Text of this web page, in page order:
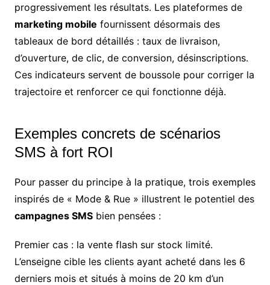
progressivement les résultats. Les plateformes de
marketing mobile fournissent désormais des
tableaux de bord détaillés : taux de livraison,
d’ouverture, de clic, de conversion, désinscriptions.
Ces indicateurs servent de boussole pour corriger la
trajectoire et renforcer ce qui fonctionne déjà.
Exemples concrets de scénarios
SMS à fort ROI
Pour passer du principe à la pratique, trois exemples
inspirés de « Mode & Rue » illustrent le potentiel des
campagnes SMSbien pensées :
Premier cas : la vente flash sur stock limité.
L’enseigne cible les clients ayant acheté dans les 6
derniers mois et situés à moins de 20 km d’un